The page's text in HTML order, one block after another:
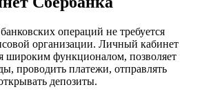
операций не требуется
организации. Личный кабинет
широким функционалом, позволяет
проводить платежи, отправлять
депозиты.